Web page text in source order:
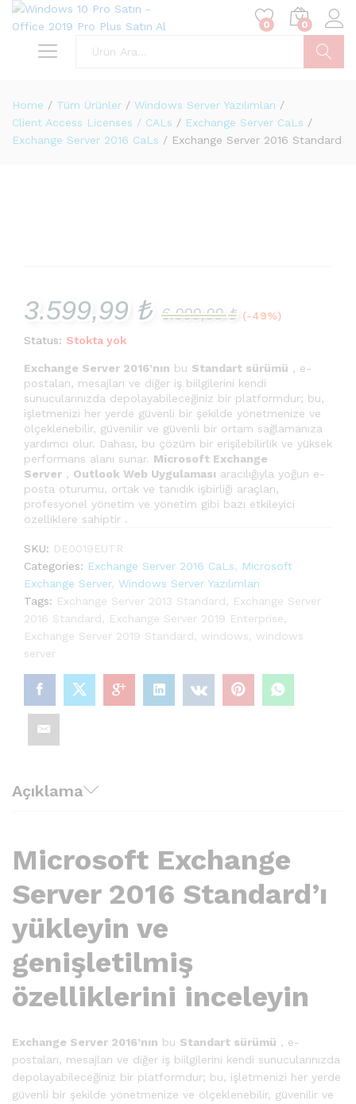
0 0
Home / Tüm Ürünler / Windows Server Yazılımları /
Client Access Licenses / CALs / Exchange Server CaLs /
Exchange Server 2016 CaLs / Exchange Server 2016 Standard
3.599,99 ₺ 6.999,99₺ (-49%)
Status: Stokta yok
Exchange Server 2016’nın bu Standart sürümü , e-
postaları, mesajları ve diğer iş biilgilerini kendi
sunucularınızda depolayabileceğiniz bir platformdur; bu,
işletmenizi her yerde güvenli bir şekilde yönetmenize ve
ölçeklenebilir, güvenilir ve güvenli bir ortam sağlamanıza
yardımcı olur. Dahası, bu çözüm bir erişilebilirlik ve yüksek
performans alanı sunar. Microsoft Exchange
Server , Outlook Web Uygulaması aracılığıyla yoğun e-
posta oturumu, ortak ve tanıdık işbirliği araçları,
profesyonel yönetim ve yönetim gibi bazı etkileyici
özelliklere sahiptir .
SKU: DE0019EUTR
Categories: Exchange Server 2016 CaLs
Microsoft
Exchange Server, Windows Server Yazılımları
Tags: Exchange Server 2013 Standard
Exchange Server
2016 Standard
Exchange Server 2019 Enterprise
Exchange Server 2019 Standard
windows
windows
server
Açıklama
Microsoft Exchange
Server 2016 Standard’ı
yükleyin ve
genişletilmiş
özelliklerini inceleyin
Exchange Server 2016’nın bu Standart sürümü , e-
postaları, mesajları ve diğer iş biilgilerini kendi sunucularınızda
depolayabileceğiniz bir platformdur; bu, işletmenizi her yerde
güvenli bir şekilde yönetmenize ve ölçeklenebilir, güvenilir ve